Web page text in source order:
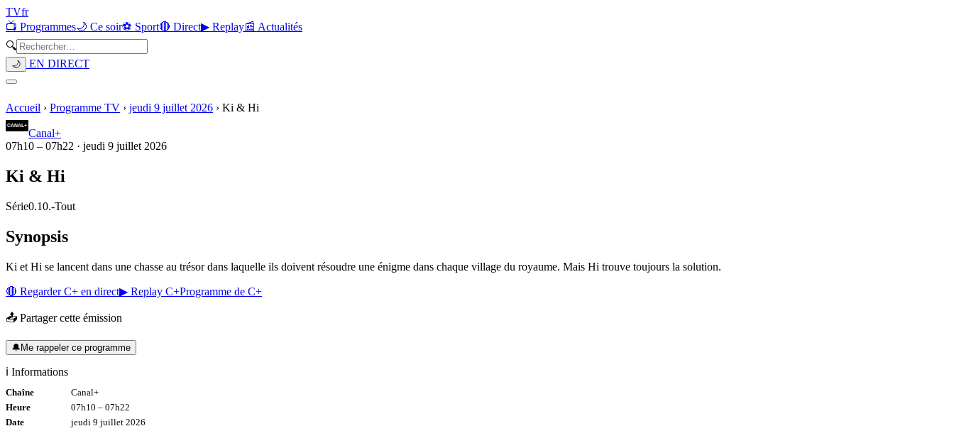
TVfr
📺 Programmes🌙 Ce soir⚽ Sport🔴 Direct▶ Replay📰 Actualités
🔍
🌙 EN DIRECT
Accueil › Programme TV › jeudi 9 juillet 2026 › Ki & Hi
Canal+
07h10 – 07h22 · jeudi 9 juillet 2026
Ki & Hi
Série0.10.-Tout
Synopsis
Ki et Hi se lancent dans une chasse au trésor dans laquelle ils doivent résoudre une énigme dans chaque village du royaume. Mais Hi trouve toujours la solution.
🔴 RegarderC+ en direct▶ Replay C+Programme de C+
📤 Partager cette émission
🔔Me rappeler ce programme
ℹ️ Informations
Chaîne
Canal+
Heure
07h10 – 07h22
Date
jeudi 9 juillet 2026